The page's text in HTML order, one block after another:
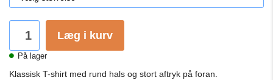
Læg i kurv
På lager
Klassisk T-shirt med rund hals og stort aftryk på foran.